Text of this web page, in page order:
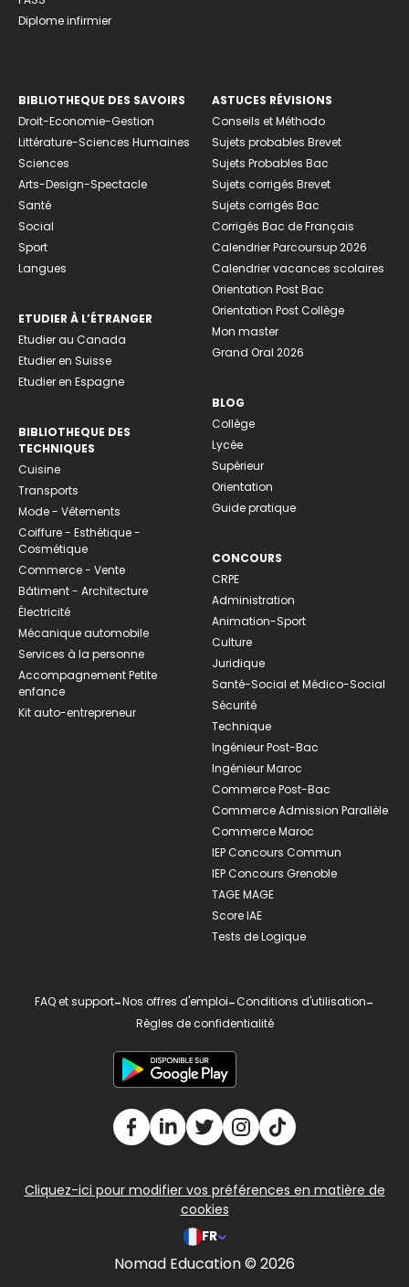
Diplome infirmier
BIBLIOTHEQUE DES SAVOIRS
Droit-Economie-Gestion
Littérature-Sciences Humaines
Sciences
Arts-Design-Spectacle
Santé
Social
Sport
Langues
ETUDIER À L’ÉTRANGER
Etudier au Canada
Etudier en Suisse
Etudier en Espagne
BIBLIOTHEQUE DES
TECHNIQUES
Cuisine
Transports
Mode - Vêtements
Coiffure - Esthétique -
Cosmétique
Commerce - Vente
Bâtiment - Architecture
Électricité
Mécanique automobile
Services à la personne
Accompagnement Petite
enfance
Kit auto-entrepreneur
ASTUCES RÉVISIONS
Conseils et Méthodo
Sujets probables Brevet
Sujets Probables Bac
Sujets corrigés Brevet
Sujets corrigés Bac
Corrigés Bac de Français
Calendrier Parcoursup 2026
Calendrier vacances scolaires
Orientation Post Bac
Orientation Post Collège
Mon master
Grand Oral 2026
BLOG
Collège
Lycée
Supérieur
Orientation
Guide pratique
CONCOURS
CRPE
Administration
Animation-Sport
Culture
Juridique
Santé-Social et Médico-Social
Sécurité
Technique
Ingénieur Post-Bac
Ingénieur Maroc
Commerce Post-Bac
Commerce Admission Parallèle
Commerce Maroc
IEP Concours Commun
IEP Concours Grenoble
TAGE MAGE
Score IAE
Tests de Logique
FAQ et support-Nos offres d'emploi-Conditions d'utilisation-
Règles de confidentialité
Cliquez-ici pour modifier vos préférences en matière de
cookies
FR
Nomad Education © 2026